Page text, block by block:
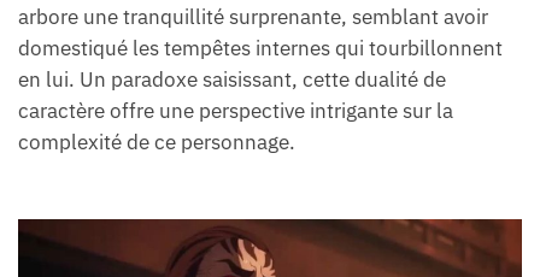
arbore une tranquillité surprenante, semblant avoir
domestiqué les tempêtes internes qui tourbillonnent
en lui. Un paradoxe saisissant, cette dualité de
caractère offre une perspective intrigante sur la
complexité de ce personnage.